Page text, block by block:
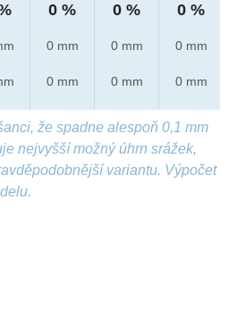
0 %
0 mm
0 mm
0 %
0 mm
0 mm
0 %
0 mm
0 mm
že spadne alespoň 0,1 mm
nejvyšší možný úhrn srážek,
variantu. Výpočet